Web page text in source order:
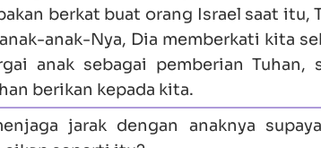
berkat buat orang Israel saat itu,
anak-Nya, Dia memberkati kita
anak sebagai pemberian
berikan kepada kita.
jarak dengan anaknya